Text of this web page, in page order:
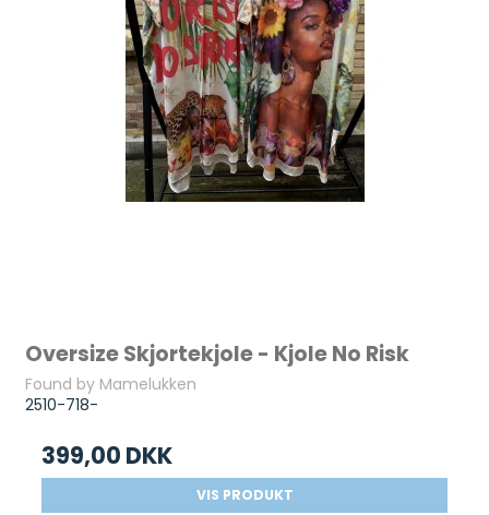
Oversize Skjortekjole - Kjole No Risk
Found by Mamelukken
2510-718-
399,00 DKK
VIS PRODUKT